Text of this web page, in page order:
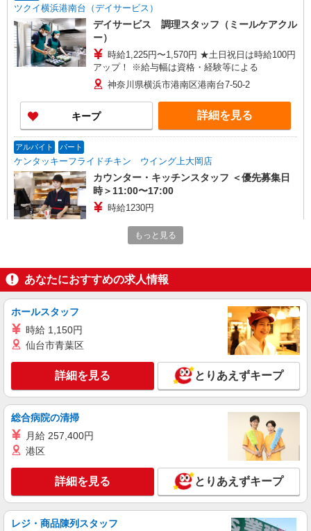
ツクイ横浜港南台（デイサービス）
デイサービス 調理スタッフ（ミールケアクル
ー）
時給1,225円〜1,570円 ★土日祝日は時給100円
アップ！ ※給与幅は資格・経験等による
神奈川県横浜市港南区港南台7-50-2
キープ 詳細を見る
アルバイト パート
ケンタッキーフライドチキン ウイング上大岡店
カウンター・キッチンスタッフ ＜優先募集日
時＞11:00〜17:00
時給1230円
神奈川県横浜市港南区上大岡西1-6-1ウィング
上大岡B-131
キープ 詳細を見る
アルバイト パート
ケンタッキーフライドチキン 野庭丸山台店
カウンター・キッチンスタッフ ＜優先募集日
時＞平日（月〜金） フルタイム
時給1260円 ＜高校生＞時給1230円
神奈川県横浜市港南区丸山台2-33-22
詳細を見る
アルバイト パート
COCO’S 横浜港南台店
ココスのキッチン（フード）スタッフ
時給1300円 ※22:00〜翌5:00：時給1625円 ※
高校生時給1250円 ■特別手当 早朝手当（5:00〜
8:00）時給＋100円
神奈川県横浜市港南区港南台4-2-7
もっと見る
あなたにおすすめの求人情報
ホールスタッフ
時給 1,150円
仙台市青葉区
詳細を見る とりあえずキープ
総合病院の清掃
月給 257,400円
港区
詳細を見る とりあえずキープ
レジ・商品陳列スタッフ